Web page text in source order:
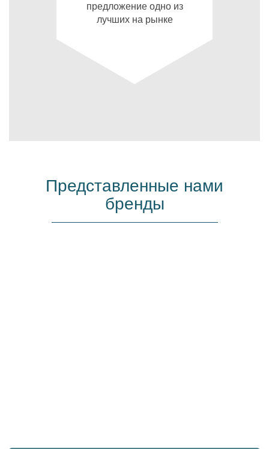
предложение одно из
лучших на рынке
Представленные нами
бренды